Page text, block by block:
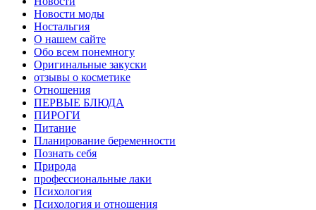
Новости моды
Ностальгия
О нашем сайте
Обо всем понемногу
Оригинальные закуски
отзывы о косметике
Отношения
ПЕРВЫЕ БЛЮДА
ПИРОГИ
Питание
Планирование беременности
Познать себя
Природа
профессиональные лаки
Психология
Психология и отношения